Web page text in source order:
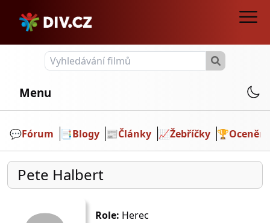
Menu
💬️Fórum 📑Blogy 📰Články 📈Žebříčky 🏆Ocenění
Pete Halbert
Role: Herec